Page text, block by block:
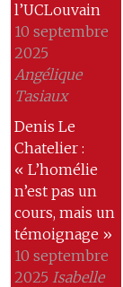
l’UCLouvain
10 septembre
2025
Angélique
Tasiaux
Denis Le
Chatelier :
« L’homélie
n’est pas un
cours, mais un
témoignage »
10 septembre
2025 Isabelle